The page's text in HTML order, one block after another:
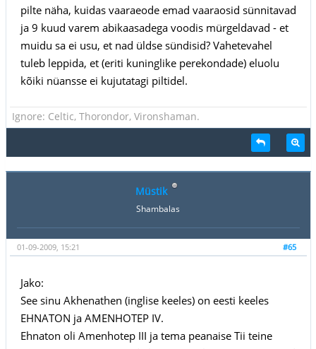
pilte näha, kuidas vaaraeode emad vaaraosid sünnitavad
ja 9 kuud varem abikaasadega voodis mürgeldavad - et
muidu sa ei usu, et nad üldse sündisid? Vahetevahel
tuleb leppida, et (eriti kuninglike perekondade) eluolu
kõiki nüansse ei kujutatagi piltidel.
Ignore: Celtic, Thorondor, Vironshaman.
Müstik
Shambalas
#65
01-09-2009, 15:21
Jako:
See sinu Akhenathen (inglise keeles) on eesti keeles
EHNATON ja AMENHOTEP IV.
Ehnaton oli Amenhotep III ja tema peanaise Tii teine